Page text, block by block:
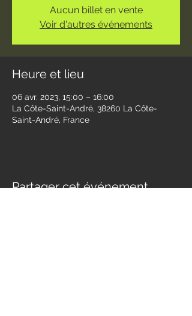
Aucun billet en vente
Voir d'autres événements
Heure et lieu
06 avr. 2023, 15:00 – 16:00
La Côte-Saint-André, 38260 La Côte-
Saint-André, France
Partager cet événement